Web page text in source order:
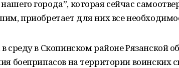
города”, которая сейчас
приобретает для них все
среду в Скопинском районе Рязанской
боеприпасов на территории воинских